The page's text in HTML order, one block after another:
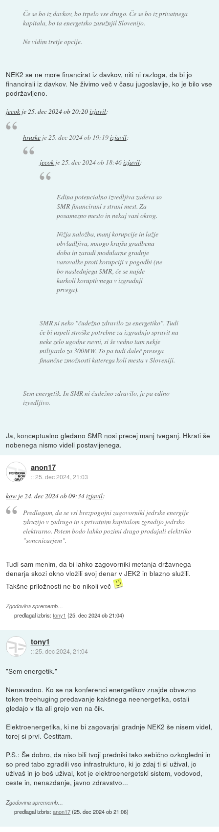
Če se bo iz davkov, bo trpelo vse drugo. Če se bo iz privatnega
kapitala, bo ta energetsko zasužnjil Slovenijo.
Ne vidim tretje opcije.
NEK2 se ne more financirat iz davkov, niti ni razloga, da bi jo
financirali iz davkov. Ne živimo več v času jugoslavije, ko je bilo vse
podržavljeno.
jecok je25. dec 2024 ob 20:20izjavil:
hruskeje 25. dec 2024 ob 19:19izjavil:
jecok je25. dec 2024 ob 18:46izjavil:
Edina potencialno izvedljiva zadeva so
SMR financirani s strani mest. Za
posamezno mesto in nekaj vasi okrog.
Nižja naložba, manj korupcije in lažje
obvladljiva, mnogo krajša gradbena
doba in zaradi modularne gradnje
varovalke proti korupciji v pogodbi (ne
bo naslednjega SMR, če se najde
karkoli koruptivnega v izgradnji
prvega).
SMR ni neko "čudežno zdravilo za energetiko". Tudi
če bi uspeli stroške potrebne za izgradnjo spravit na
neke zelo ugodne ravni, si še vedno tam nekje
milijardo za 300MW. To pa tudi daleč presega
finančne zmožnosti katerega koli mesta v Sloveniji.
Sem energetik. In SMR ni čudežno zdravilo, je pa edino
izvedljivo.
Ja, konceptualno gledano SMR nosi precej manj tveganj. Hkrati še
nobenega nismo videli postavljenega.
anon17
::25. dec 2024, 21:03
kow je24. dec 2024 ob 09:34izjavil:
Predlagam, da se vsi brezpogojni zagovorniki jedrske energije
zdruzijo v zadrugo in s privatnim kapitalom zgradijo jedrsko
elektrarno. Potem bodo lahko pozimi drago prodajali elektriko
"soncnicarjem".
Tudi sam menim, da bi lahko zagovorniki metanja državnega
denarja skozi okno vložili svoj denar v JEK2 in blazno služili.
Takšne priložnosti ne bo nikoli več
Zgodovina sprememb…
predlagal izbris:tony1 (25. dec 2024 ob 21:04)
tony1
::25. dec 2024, 21:04
"Sem energetik."
Nenavadno. Ko se na konferenci energetikov znajde obvezno
token treehuging predavanje kakšnega neenergetika, ostali
gledajo v tla ali grejo ven na čik.
Elektroenergetika, ki ne bi zagovarjal gradnje NEK2 še nisem videl,
torej si prvi. Čestitam.
P.S.: Še dobro, da niso bili tvoji predniki tako sebično ozkogledni in
so pred tabo zgradili vso infrastrukturo, ki jo zdaj ti si užival, jo
uživaš in jo boš užival, kot je elektroenergetski sistem, vodovod,
ceste in, nenazdanje, javno zdravstvo...
Zgodovina sprememb…
predlagal izbris:anon17(25. dec 2024 ob 21:06)